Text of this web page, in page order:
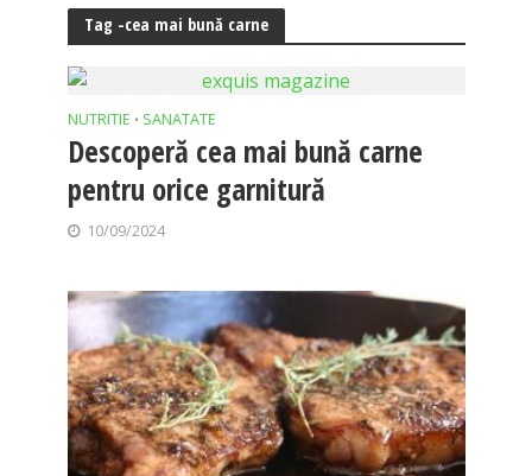
Tag -cea mai bună carne
NUTRITIE • SANATATE
Descoperă cea mai bună carne
pentru orice garnitură
10/09/2024